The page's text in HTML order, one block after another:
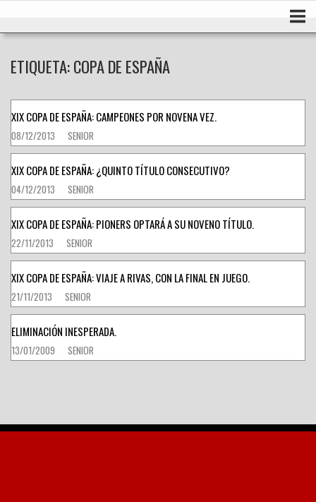
ETIQUETA:COPA DE ESPAÑA
XIX COPA DE ESPAÑA: CAMPEONES POR NOVENA VEZ.
08/12/2013 SENIOR
XIX COPA DE ESPAÑA: ¿QUINTO TÍTULO CONSECUTIVO?
04/12/2013 SENIOR
XIX COPA DE ESPAÑA: PIONERS OPTARÁ A SU NOVENO TÍTULO.
22/11/2013 SENIOR
XIX COPA DE ESPAÑA: VIAJE A RIVAS, CON LA FINAL EN JUEGO.
21/11/2013 SENIOR
ELIMINACIÓN INESPERADA.
13/01/2009 SENIOR